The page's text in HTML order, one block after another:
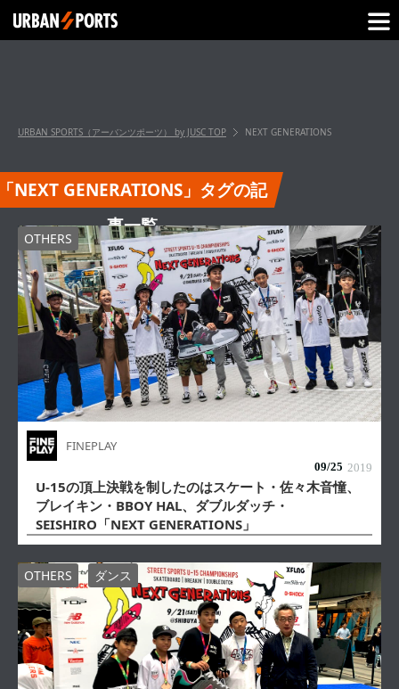
URBAN SPORTS（アーバンツポーツ） by JUSC TOP NEXT GENERATIONS
NEXT GENERATIONS」タグの記
事一覧
OTHERS
FINEPLAY
09/25 2019
U-15の頂上決戦を制したのはスケート・佐々木音憧、
ブレイキン・BBOY HAL、ダブルダッチ・
SEISHIRO「NEXT GENERATIONS」
OTHERS ダンス